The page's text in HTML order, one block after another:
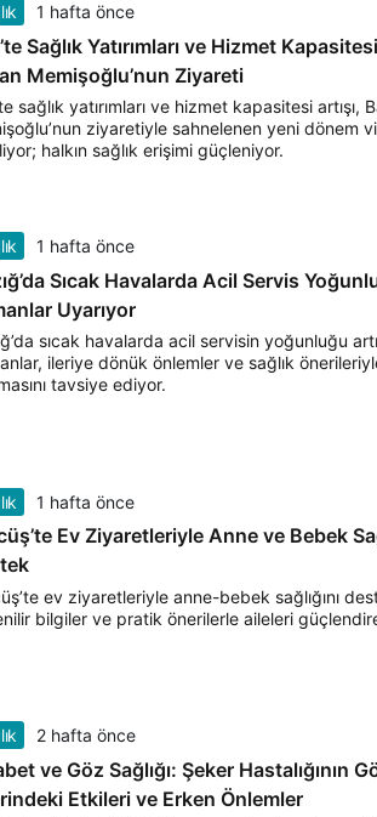
1 hafta önce
Sağlık Yatırımları ve Hizmet Kapasitesi
Memişoğlu’nun Ziyareti
sağlık yatırımları ve hizmet kapasitesi artışı,
ziyaretiyle sahnelenen yeni dönem
halkın sağlık erişimi güçleniyor.
1 hafta önce
Sıcak Havalarda Acil Servis
Uyarıyor
sıcak havalarda acil servisin yoğunluğu
ileriye dönük önlemler ve sağlık
tavsiye ediyor.
1 hafta önce
Ev Ziyaretleriyle Anne ve Bebek
ev ziyaretleriyle anne-bebek sağlığını
bilgiler ve pratik önerilerle aileleri
2 hafta önce
ve Göz Sağlığı: Şeker Hastalığının
Etkileri ve Erken Önlemler